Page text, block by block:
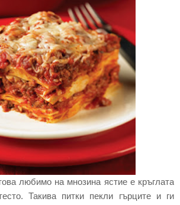
любимо на мнозина ястие е кръглата
Такива питки пекли гърците и ги